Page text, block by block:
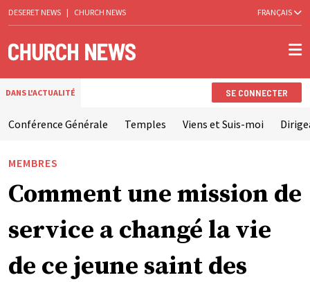
DESERET NEWS | CHURCH NEWS FRANÇAIS
DANS L'ACTUALITÉ SE CONNECTER
Conférence Générale Temples Viens et Suis-moi
MEMBRES
Comment une mission de
service a changé la vie
de ce jeune saint des